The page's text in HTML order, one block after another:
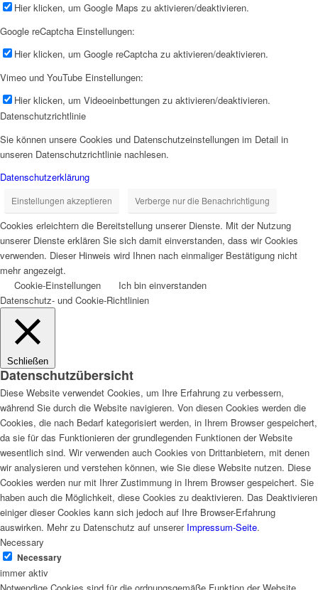
Hier klicken, um Google Maps zu aktivieren/deaktivieren.
Google reCaptcha Einstellungen:
Hier klicken, um Google reCaptcha zu aktivieren/deaktivieren.
Vimeo und YouTube Einstellungen:
Hier klicken, um Videoeinbettungen zu aktivieren/deaktivieren.
Datenschutzrichtlinie
Sie können unsere Cookies und Datenschutzeinstellungen im Detail in
unseren Datenschutzrichtlinie nachlesen.
Datenschutzerklärung
Einstellungen akzeptieren Verberge nur die Benachrichtigung
Cookies erleichtern die Bereitstellung unserer Dienste. Mit der Nutzung
unserer Dienste erklären Sie sich damit einverstanden, dass wir Cookies
verwenden. Dieser Hinweis wird Ihnen nach einmaliger Bestätigung nicht
mehr angezeigt.
Cookie-Einstellungen
Ich bin einverstanden
Datenschutz- und Cookie-Richtlinien
Schließen
Datenschutzübersicht
Diese Website verwendet Cookies, um Ihre Erfahrung zu verbessern,
während Sie durch die Website navigieren. Von diesen Cookies werden die
Cookies, die nach Bedarf kategorisiert werden, in Ihrem Browser gespeichert,
da sie für das Funktionieren der grundlegenden Funktionen der Website
wesentlich sind. Wir verwenden auch Cookies von Drittanbietern, mit denen
wir analysieren und verstehen können, wie Sie diese Website nutzen. Diese
Cookies werden nur mit Ihrer Zustimmung in Ihrem Browser gespeichert. Sie
haben auch die Möglichkeit, diese Cookies zu deaktivieren. Das Deaktivieren
einiger dieser Cookies kann sich jedoch auf Ihre Browser-Erfahrung
auswirken. Mehr zu Datenschutz auf unserer Impressum-Seite.
Necessary
Necessary
immer aktiv
Notwendige Cookies sind für die ordnungsgemäße Funktion der Website